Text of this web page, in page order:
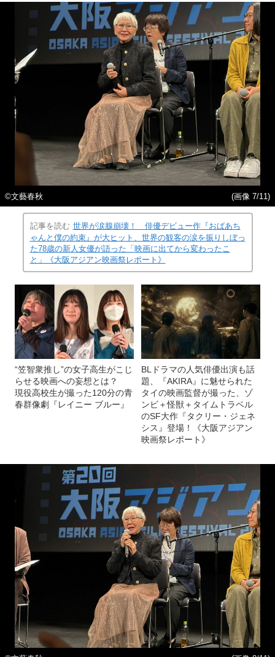
©文藝春秋 (画像 7/11)
記事を読む 世界が涙腺崩壊！ 俳優デビュー作『おばあち
ゃんと僕の約束』が大ヒット、世界の観客の涙を振りしぼっ
た78歳の新人女優が語った「映画に出てから変わったこ
と」《大阪アジアン映画祭レポート》
“笠智衆推し”の女子高生がこじ
らせる映画への妄想とは？
現役高校生が撮った120分の青
春群像劇『レイニー ブルー』
BLドラマの人気俳優出演も話
題、『AKIRA』に魅せられた
タイの映画監督が撮った、ゾ
ンビ＋怪獣＋タイムトラベル
のSF大作『タクリー・ジェネ
シス』登場！《大阪アジアン
映画祭レポート》